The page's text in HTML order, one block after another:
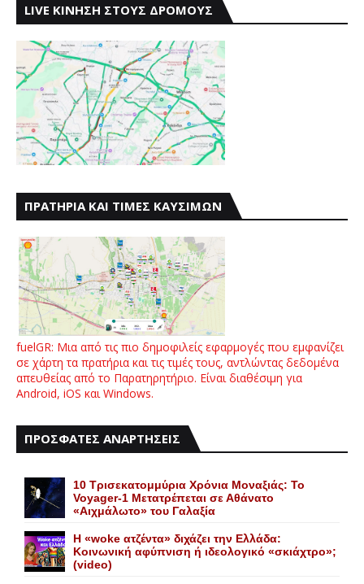
LIVE ΚΙΝΗΣΗ ΣΤΟΥΣ ΔΡΟΜΟΥΣ
ΠΡΑΤΗΡΙΑ ΚΑΙ ΤΙΜΕΣ ΚΑΥΣΙΜΩΝ
fuelGR: Μια από τις πιο δημοφιλείς εφαρμογές που εμφανίζει
σε χάρτη τα πρατήρια και τις τιμές τους, αντλώντας δεδομένα
απευθείας από το Παρατηρητήριο. Είναι διαθέσιμη για
Android, iOS και Windows.
ΠΡΟΣΦΑΤΕΣ ΑΝΑΡΤΗΣΕΙΣ
10 Τρισεκατομμύρια Χρόνια Μοναξιάς: Το
Voyager-1 Μετατρέπεται σε Αθάνατο
«Αιχμάλωτο» του Γαλαξία
Η «woke ατζέντα» διχάζει την Ελλάδα:
Κοινωνική αφύπνιση ή ιδεολογικό «σκιάχτρο»;
(video)